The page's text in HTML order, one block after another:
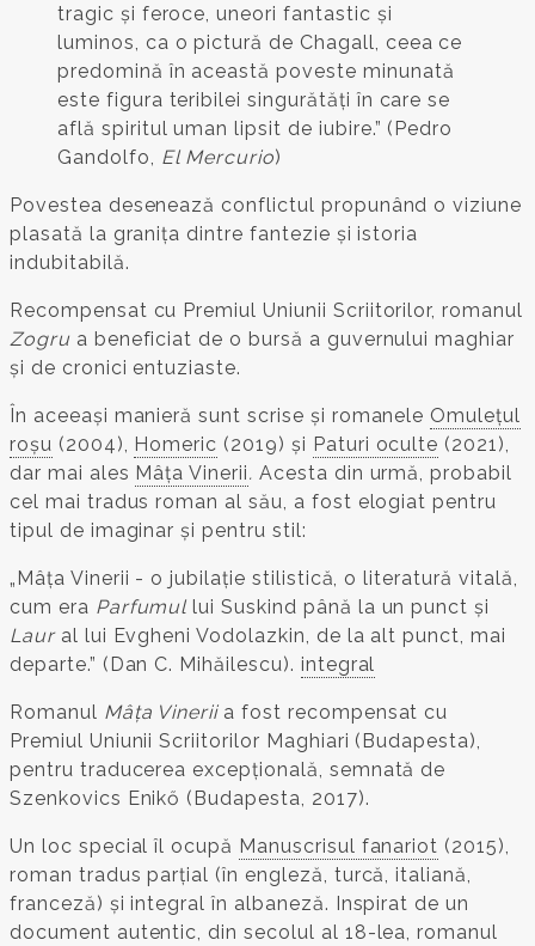
tragic și feroce, uneori fantastic și
luminos, ca o pictură de Chagall, ceea ce
predomină în această poveste minunată
este figura teribilei singurătăți în care se
află spiritul uman lipsit de iubire.” (Pedro
Gandolfo, El Mercurio)
Povestea desenează conflictul propunând o viziune
plasată la granița dintre fantezie și istoria
indubitabilă.
Recompensat cu Premiul Uniunii Scriitorilor, romanul
Zogru a beneficiat de o bursă a guvernului maghiar
și de cronici entuziaste.
În aceeași manieră sunt scrise și romanele Omulețul
roșu (2004), Homeric (2019) și Paturi oculte (2021),
dar mai ales Mâța Vinerii. Acesta din urmă, probabil
cel mai tradus roman al său, a fost elogiat pentru
tipul de imaginar și pentru stil:
„Mâța Vinerii - o jubilație stilistică, o literatură vitală,
cum era Parfumul lui Suskind până la un punct și
Laural lui Evgheni Vodolazkin, de la alt punct, mai
departe.” (Dan C. Mihăilescu). integral
Romanul Mâța Vineriia fost recompensat cu
Premiul Uniunii Scriitorilor Maghiari (Budapesta),
pentru traducerea excepțională, semnată de
Szenkovics Enikő (Budapesta, 2017).
Un loc special îl ocupă Manuscrisul fanariot (2015),
roman tradus parțial (în engleză, turcă, italiană,
franceză) și integral în albaneză. Inspirat de un
document autentic, din secolul al 18-lea, romanul